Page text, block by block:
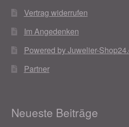
Woocommerce Predictive Search
Vertrag widerrufen
Im Angedenken
Powered by Juwelier-
Partner
Neueste Beiträge